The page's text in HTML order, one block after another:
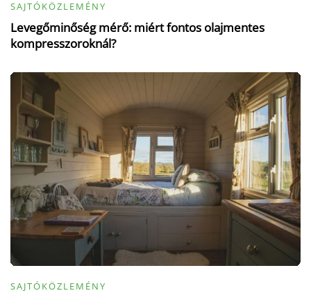
SAJTÓKÖZLEMÉNY
Levegőminőség mérő: miért fontos olajmentes
kompresszoroknál?
SAJTÓKÖZLEMÉNY